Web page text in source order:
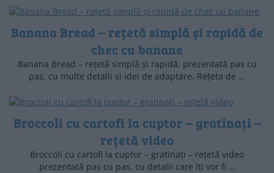
Banana Bread – rețetă simplă și rapidă de
chec cu banane
Banana Bread – rețetă simplă și rapidă, prezentată pas cu
pas, cu multe detalii și idei de adaptare. Rețeta de …
Broccoli cu cartofi la cuptor – gratinați –
rețetă video
Broccoli cu cartofi la cuptor – gratinați – rețetă video
prezentată pas cu pas, cu detalii care îți vor fi …